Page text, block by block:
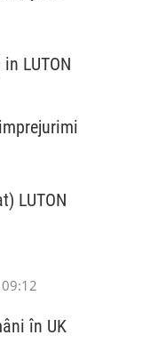
LUTON
LUTON
în UK